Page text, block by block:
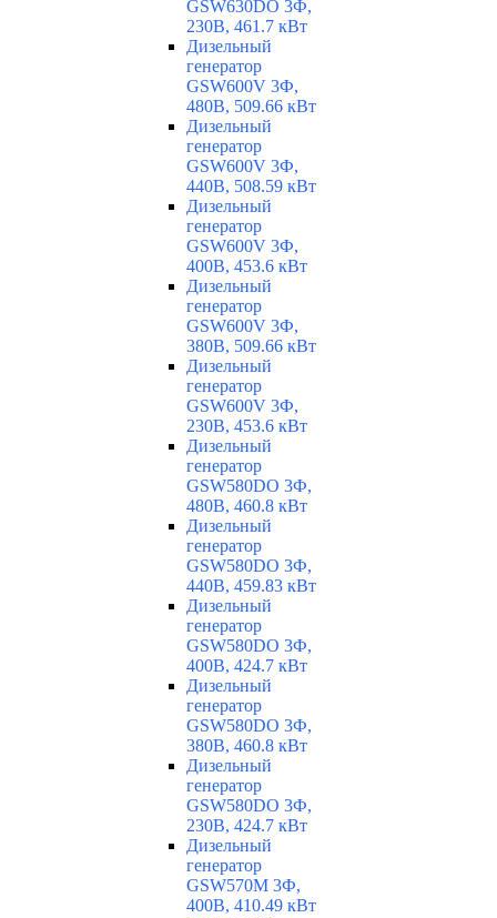
GSW630DO 3Ф,
230В, 461.7 кВт
Дизельный
генератор
GSW600V 3Ф,
480В, 509.66 кВт
Дизельный
генератор
GSW600V 3Ф,
440В, 508.59 кВт
Дизельный
генератор
GSW600V 3Ф,
400В, 453.6 кВт
Дизельный
генератор
GSW600V 3Ф,
380В, 509.66 кВт
Дизельный
генератор
GSW600V 3Ф,
230В, 453.6 кВт
Дизельный
генератор
GSW580DO 3Ф,
480В, 460.8 кВт
Дизельный
генератор
GSW580DO 3Ф,
440В, 459.83 кВт
Дизельный
генератор
GSW580DO 3Ф,
400В, 424.7 кВт
Дизельный
генератор
GSW580DO 3Ф,
380В, 460.8 кВт
Дизельный
генератор
GSW580DO 3Ф,
230В, 424.7 кВт
Дизельный
генератор
GSW570M 3Ф,
400В, 410.49 кВт